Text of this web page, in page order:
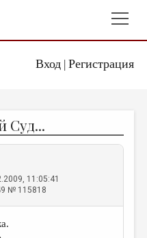
Вход| Регистрация
Суд...
11:05:41
№ 115818